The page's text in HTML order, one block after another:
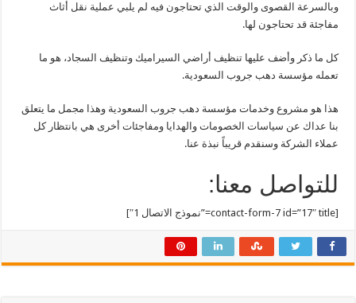
وبالسرعة القصوى والوقت الذي تحتاجون فيه لم يلبي عملية نقل أثاث
مفاجئة قد تحتاجون لها.
كل ما ذكر وأضف عليها تنظيف أراضي السيراميك وتنظيف السجاد، هو ما
تعمله مؤسسة دهب جروب السعودية.
هذا هو مشروع وخدمات مؤسسة دهب جروب السعودية وهذا مجمل ما يتعلق
بنا عداك عن سياسات الخصومات والهدايا ومفاجئات أخرى هي بانتظار كل
عملاء الشركة وسنقدم قريباً نبذة عنا.
للتواصل معنا:
[contact-form-7 id=”17″ title=”نموذج الاتصال 1″]